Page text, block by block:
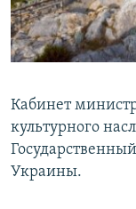
ELIFBE
УКРАИНСКАЯ
Кабинет
культурного
Украины.